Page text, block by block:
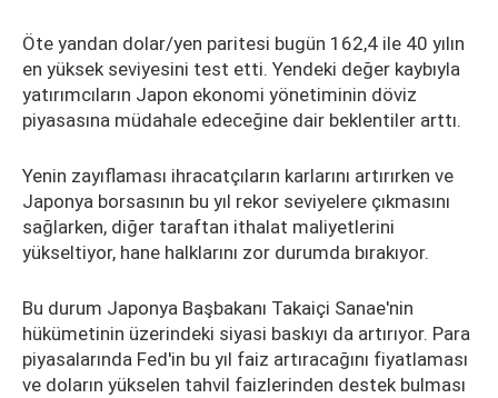
Öte yandan dolar/yen paritesi bugün 162,4 ile 40 yılın
en yüksek seviyesini test etti. Yendeki değer kaybıyla
yatırımcıların Japon ekonomi yönetiminin döviz
piyasasına müdahale edeceğine dair beklentiler arttı.
Yenin zayıflaması ihracatçıların karlarını artırırken ve
Japonya borsasının bu yıl rekor seviyelere çıkmasını
sağlarken, diğer taraftan ithalat maliyetlerini
yükseltiyor, hane halklarını zor durumda bırakıyor.
Bu durum Japonya Başbakanı Takaiçi Sanae'nin
hükümetinin üzerindeki siyasi baskıyı da artırıyor. Para
piyasalarında Fed'in bu yıl faiz artıracağını fiyatlaması
ve doların yükselen tahvil faizlerinden destek bulması